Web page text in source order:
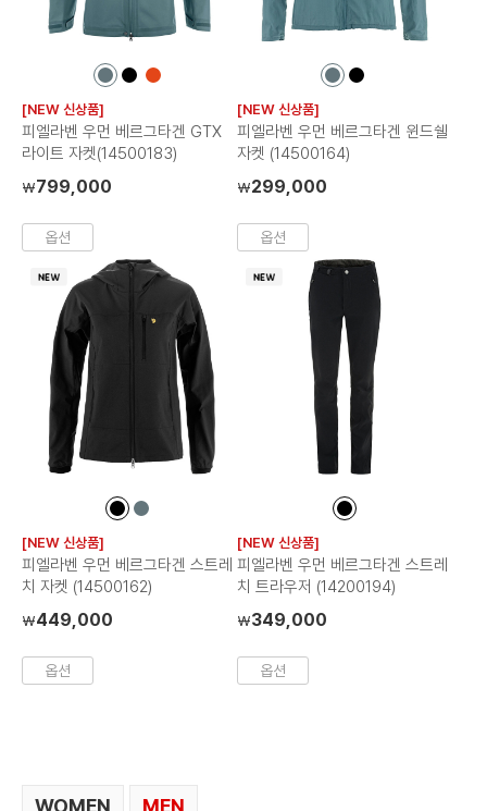
컬
컬
컬
[NEW 신상품]
피엘라벤 우먼 베르그타겐 GTX
라이트 자켓(14500183)
₩799,000
옵션
컬
컬
[NEW 신상품]
피엘라벤 우먼 베르그타겐 윈드쉘
자켓 (14500164)
₩299,000
옵션
컬
컬
[NEW 신상품]
피엘라벤 우먼 베르그타겐 스트레
치 자켓 (14500162)
₩449,000
옵션
컬
[NEW 신상품]
피엘라벤 우먼 베르그타겐 스트레
치 트라우저 (14200194)
₩349,000
옵션
WOMEN MEN